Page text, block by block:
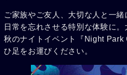
ご家族やご友人、大切な人と一緒
日常を忘れさせる特別な体験に
秋のナイトイベント『Night
ひ足をお運びください。